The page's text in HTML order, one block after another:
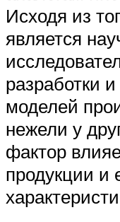
Исходя из
является
разработки
моделей
нежели у
фактор
продукции и